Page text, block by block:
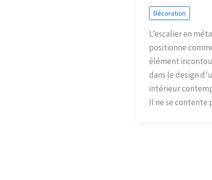
Décoration
L’escalier en
positionne
élément
dans le design
intérieur
Il ne se contente